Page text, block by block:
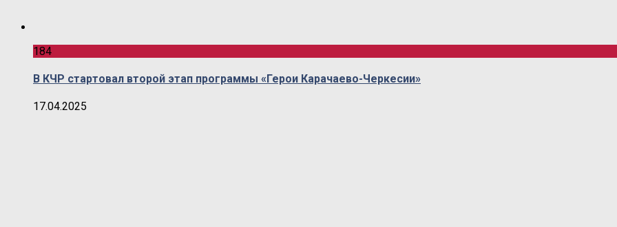
184
В КЧР стартовал второй этап программы «Герои Карачаево-Черкесии»
17.04.2025